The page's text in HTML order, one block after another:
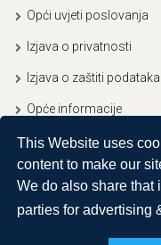
This Website uses
content to make our
We do also share that
parties for advertising
Opći uvjeti poslovanja
Izjava o privatnosti
Izjava o zaštiti podataka
Opće informacije
Copyright © 2020,